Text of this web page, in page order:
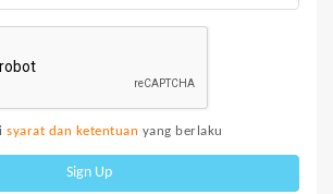
syarat dan ketentuan yang berlaku
Sign Up